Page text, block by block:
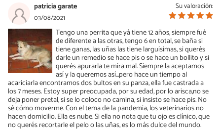
Su valoración:
patricia garate
03/08/2021
Tengo una perrita que yá tiene 12 años, siempre fué
de diferente a las otras, tengo 6 en total, se baña si
tiene ganas, las uñas las tiene larguísimas, si querés
darle un remedio se hace pis o se hace un bollito y si
querés apurarla te mira mal. Siempre la aceptamos
así y la queremos así...pero hace un tiempo al
acariciarla encontramos dos bultos en su panza, ella fue castrada a
los 7 meses. Estoy super preocupada, por su edad, por lo arisca,no se
deja poner pretal, si se lo coloco no camina, si insisto se hace pis. No
sé cómo moverme. Con el tema de la pandemia, los veterinarios no
hacen domicilio. Ella es nube. Si ella no nota que tu ojo es clínico, que
no querés recortarle el pelo o las uñas, es lo más dulce del mundo.